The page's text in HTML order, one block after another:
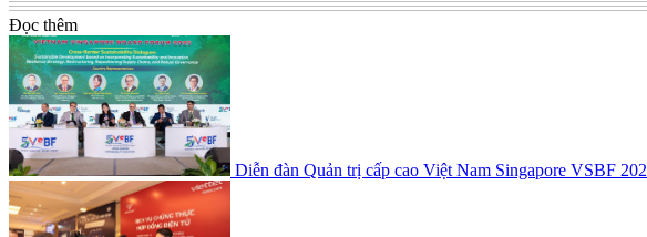
Đọc thêm
Diễn đàn Quản trị cấp cao Việt Nam Singapore VSBF